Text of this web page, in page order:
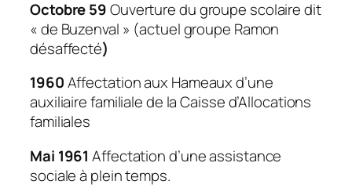
Octobre 59Ouverture du groupe scolaire dit
« de Buzenval » (actuel groupe Ramon
désaffecté)
1960Affectation aux Hameaux d’une
auxiliaire familiale de la Caisse d’Allocations
familiales
Mai 1961 Affectation d’une assistance
sociale à plein temps.